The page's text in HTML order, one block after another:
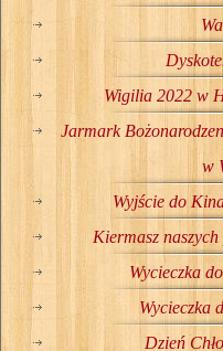
Wigilia 2022 w
Jarmark
w
Wyjście do
Kiermasz
Wycieczka
Wycieczka
Dzień